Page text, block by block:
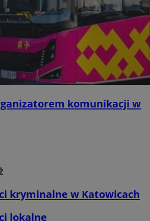
komunikacji w
kryminalne w Katowicach
lokalne